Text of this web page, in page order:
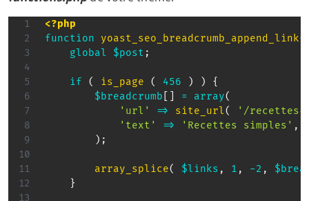
<?php
function
yoast_seo_breadcrumb_append_link(
global
$post ;
if ( is_page ( 456 ) )
{
$breadcrumb
= array(
'url'
=> site_url(
'/recettes-
'text'
=> 'Recettes simples' ,
) ;
array_splice( $links , 1 , -2 ,
}